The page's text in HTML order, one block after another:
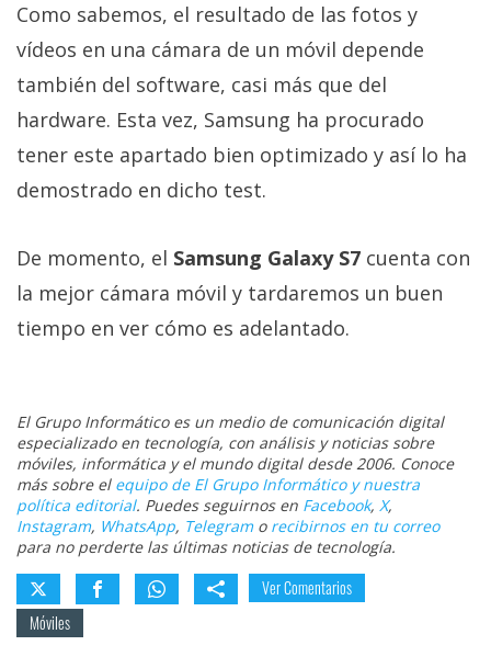
Como sabemos, el resultado de las fotos y
vídeos en una cámara de un móvil depende
también del software, casi más que del
hardware. Esta vez, Samsung ha procurado
tener este apartado bien optimizado y así lo ha
demostrado en dicho test.
De momento, el Samsung Galaxy S7 cuenta con
la mejor cámara móvil y tardaremos un buen
tiempo en ver cómo es adelantado.
El Grupo Informático es un medio de comunicación digital
especializado en tecnología, con análisis y noticias sobre
móviles, informática y el mundo digital desde 2006. Conoce
más sobre el equipo de El Grupo Informático y nuestra
política editorial. Puedes seguirnos en Facebook, X,
Instagram, WhatsApp, Telegramo recibirnos en tu correo
para no perderte las últimas noticias de tecnología.
Ver Comentarios
Móviles